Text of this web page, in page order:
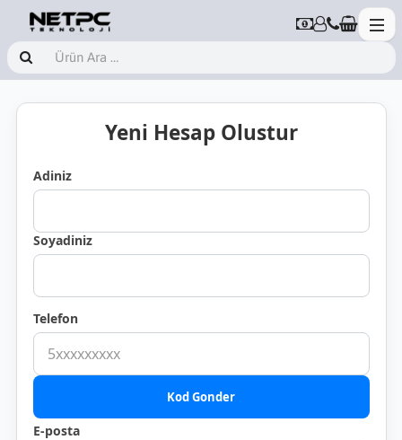
Yeni Hesap Olustur
Adiniz
Soyadiniz
Telefon
Kod Gonder
E-posta